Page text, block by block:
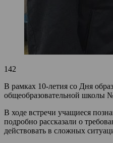
142
В рамках 10-летия со Дня
общеобразовательной школы
В ходе встречи учащиеся
подробно рассказали о
действовать в сложных